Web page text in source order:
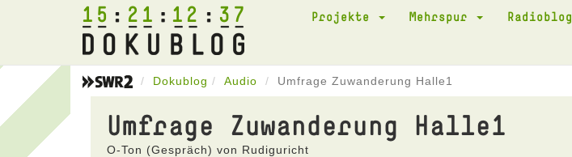
15 21 12 37 Projekte Mehrspur Radioblog
Dokublog Audio Umfrage Zuwanderung Halle1
Umfrage Zuwanderung Halle1
O-Ton (Gespräch) von Rudiguricht